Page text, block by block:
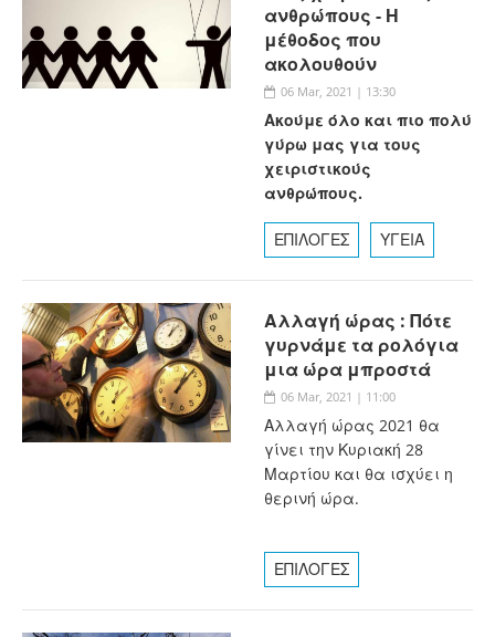
ανθρώπους - Η
μέθοδος που
ακολουθούν
06 Mar, 2021 | 13:30
Ακούμε όλο και πιο πολύ
γύρω μας για τους
χειριστικούς
ανθρώπους.
ΕΠΙΛΟΓΕΣ ΥΓΕΙΑ
Αλλαγή ώρας : Πότε
γυρνάμε τα ρολόγια
μια ώρα μπροστά
06 Mar, 2021 | 11:00
Αλλαγή ώρας 2021 θα
γίνει την Κυριακή 28
Μαρτίου και θα ισχύει η
θερινή ώρα.
ΕΠΙΛΟΓΕΣ